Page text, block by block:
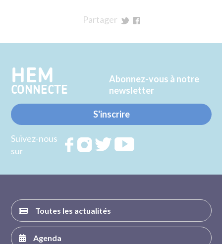
Partager
Twitter
Facebook
HEM
CONNECTE
Abonnez-vous à notre
newsletter
S'inscrire
Suivez-nous
sur
RejoignezRejoignezRejoignez
Toutes les actualités
Agenda